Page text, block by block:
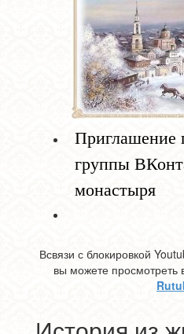
Приглашение
группы
монастыря
Всвязи с блокировкой
вы можете